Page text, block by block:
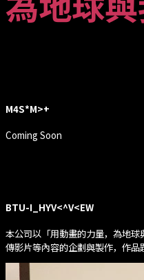
0*SI|3E
Coming Soon
{/UKIW &AV)^V<+W
本公司以「用動畫的力量，為地
傳影片等內容的企劃與製作，作